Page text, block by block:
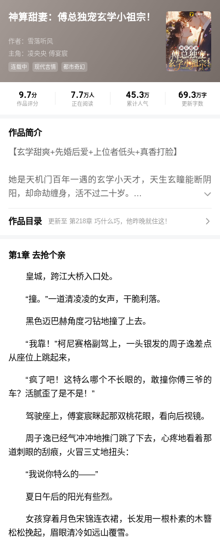
神算甜妻：傅总独宠玄学小祖宗！
作者：雪落听风
主角：凌央央 傅宴宸
连载中 现代言情 都市奇幻
9.7分
作品评分
7.7万人
正在阅读
45.3万
累计人气
69.3万字
更新字数
作品简介
【玄学甜爽+先婚后爱+上位者低头+真香打脸】
她是天机门百年一遇的玄学小天才，天生玄瞳能断阴
阳，却命劫缠身，活不过二十岁。
他是执掌千亿帝国、权倾皇城的傅家大总裁，家世顶流
为破死劫，她一脚油门，直接碰瓷撞上他的车：“傅三
爷，联姻不？”
为寻至亲、借她一身玄学本事，相识三天，他就带她去
民政局，扯证闪婚！
直到凌央央第N次救了他的命，傅宴宸坐在床边，耳朵
烧得通红：“傅太太，我命硬。贴身镇煞，效果更好。”
谁知凌央央拿出一纸离婚协议：“契约圆满，两不相
欠！傅先生，你自由了。”
高冷总裁化身粘人忠犬，开启疯批追妻路！
人！”

作品目录 更新至 第218章 巧什么巧，他昨晚就住这！ 
第1章 去抢个亲
皇城，跨江大桥入口处。
“撞。”一道清凌凌的女声，干脆利落。
黑色迈巴赫角度刁钻地撞了上去。
“我靠！”柯尼赛格副驾上，一头银发的周子逸差点
从座位上跳起来，
“疯了吧！这特么哪个不长眼的，敢撞你傅三爷的
车？活腻歪了是不是！”
驾驶座上，傅宴宸眯起那双桃花眼，看向后视镜。
周子逸已经气冲冲地推门跳了下去，心疼地看着那
道刺眼的刮痕，火冒三丈地扭头：
“我说你特么的——”
夏日午后的阳光有些烈。
女孩穿着月色宋锦连衣裙，长发用一根朴素的木簪
松松挽起，眉眼清冷如远山覆雪。